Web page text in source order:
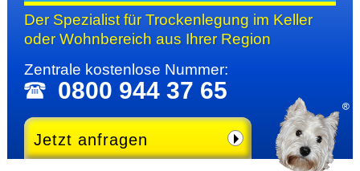
Der Spezialist für Trocken­legung im Keller
oder Wohn­bereichaus Ihrer Region
Zentrale kosten­lose Nummer:
0800 944 37 65
Jetzt anfragen